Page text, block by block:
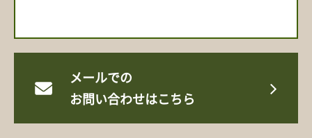
メールでの
お問い合わせはこちら